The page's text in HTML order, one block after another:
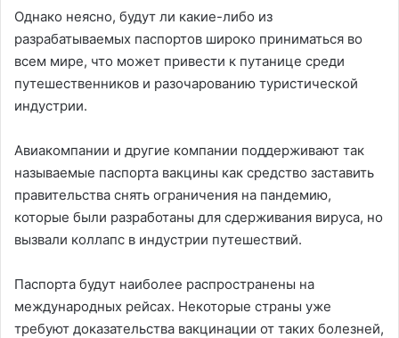
Однако неясно, будут ли какие-либо из
разрабатываемых паспортов широко приниматься во
всем мире, что может привести к путанице среди
путешественников и разочарованию туристической
индустрии.
Авиакомпании и другие компании поддерживают так
называемые паспорта вакцины как средство заставить
правительства снять ограничения на пандемию,
которые были разработаны для сдерживания вируса, но
вызвали коллапс в индустрии путешествий.
Паспорта будут наиболее распространены на
международных рейсах. Некоторые страны уже
требуют доказательства вакцинации от таких болезней,